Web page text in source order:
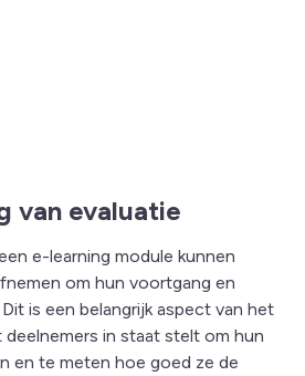
van evaluatie
e-learning module kunnen
om hun voortgang en
is een belangrijk aspect van het
in staat stelt om hun
en te meten hoe goed ze de